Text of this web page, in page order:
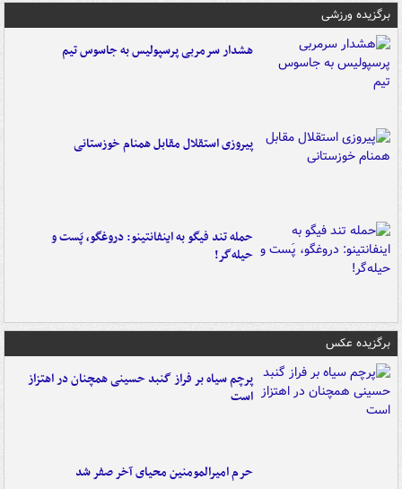
برگزیده ورزشی
هشدار سرمربی پرسپولیس به جاسوس تیم
پیروزی استقلال مقابل همنام خوزستانی
حمله تند فیگو به اینفانتینو: دروغگو، پَست‌ و
حیله‌گر!
برگزیده عکس
پرچم سیاه بر فراز گنبد حسینی همچنان در اهتزاز
است
حرم امیرالمومنین محیای آخر صفر شد